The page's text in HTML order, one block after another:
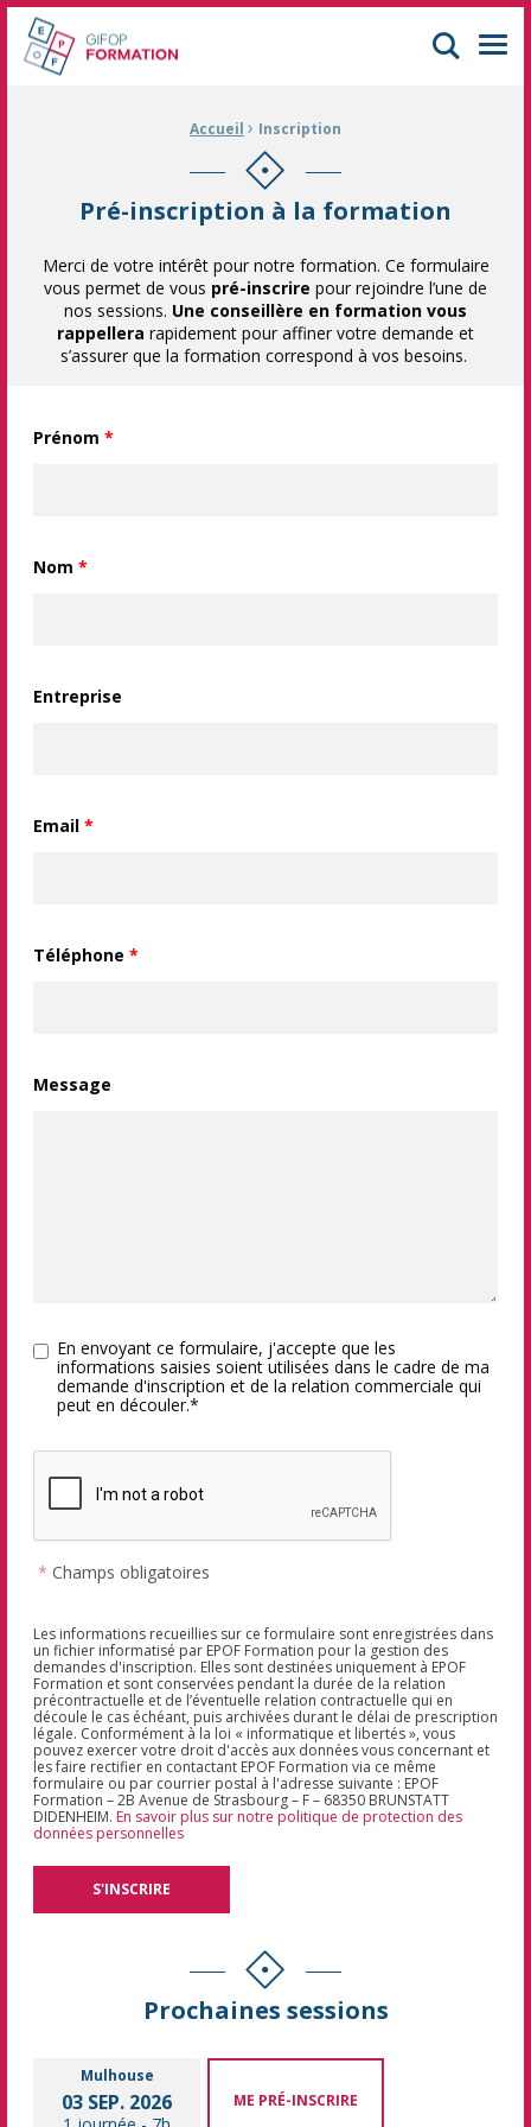
GIFOP Formation Centre de formation continue à Mulhouse
Accueil › Inscription
Pré-inscription à la formation
Merci de votre intérêt pour notre formation. Ce formulaire
vous permet de vous pré-inscrire pour rejoindre l’une de
nos sessions. Une conseillère en formation vous
rappellera rapidement pour affiner votre demande et
s’assurer que la formation correspond à vos besoins.
Prénom *
Nom *
Entreprise
Email *
Téléphone *
Message
En envoyant ce formulaire, j'accepte que les
informations saisies soient utilisées dans le cadre de ma
demande d'inscription et de la relation commerciale qui
peut en découler.*
* Champs obligatoires
Les informations recueillies sur ce formulaire sont enregistrées dans
un fichier informatisé par EPOF Formation pour la gestion des
demandes d'inscription. Elles sont destinées uniquement à EPOF
Formation et sont conservées pendant la durée de la relation
précontractuelle et de l’éventuelle relation contractuelle qui en
découle le cas échéant, puis archivées durant le délai de prescription
légale. Conformément à la loi « informatique et libertés », vous
pouvez exercer votre droit d'accès aux données vous concernant et
les faire rectifier en contactant EPOF Formation via ce même
formulaire ou par courrier postal à l'adresse suivante : EPOF
Formation – 2B Avenue de Strasbourg – F – 68350 BRUNSTATT
DIDENHEIM. En savoir plus sur notre politique de protection des
données personnelles
Prochaines sessions
Mulhouse
03 SEP. 2026 ME PRÉ-INSCRIRE